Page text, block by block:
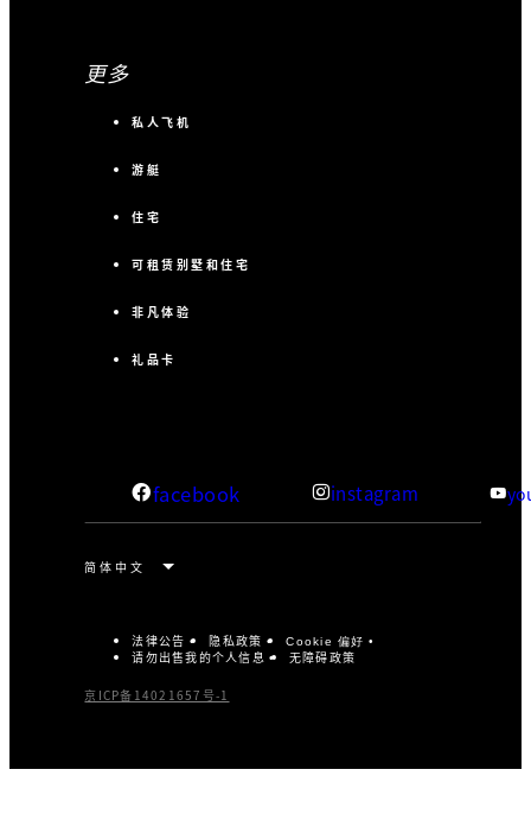
更多
私人飞机
游艇
住宅
可租赁别墅和住宅
非凡体验
礼品卡
facebook instagram
法律公告 隐私政策 Cookie 偏好
请勿出售我的个人信息 无障碍政策
京ICP备14021657号-1